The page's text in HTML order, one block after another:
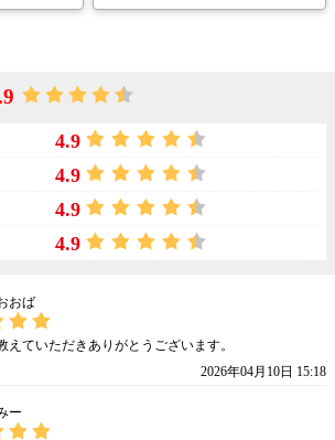
4.9
4.9
4.9
4.9
おば
ていただきありがとうございます。
2026年04月10日 15:18
ー